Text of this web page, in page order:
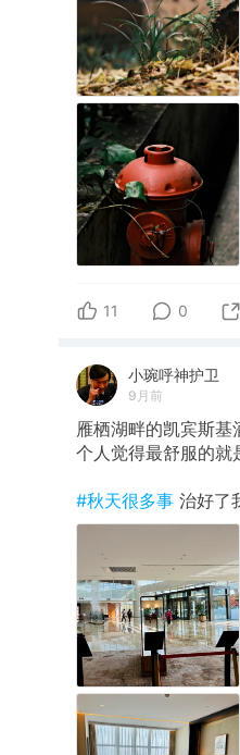
11 0
小琬呼神护卫
9月前
雁栖湖畔的凯宾斯基
个人觉得最舒服的
#秋天很多事 治好了